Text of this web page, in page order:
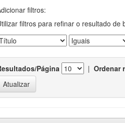
filtros:
filtros para refinar o resultado de
Página | Ordenar